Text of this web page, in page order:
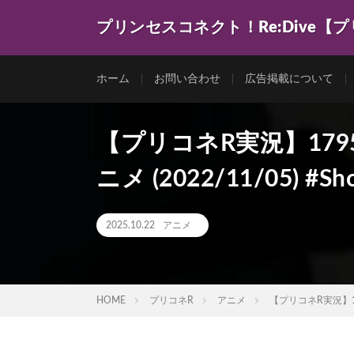
プリンセスコネクト！Re:Dive【
ホーム お問い合わせ 広告掲載について
【プリコネR実況】
ニメ (2022/11/05)
2025.10.22 アニメ
HOME プリコネR アニメ 【プリコネR実況